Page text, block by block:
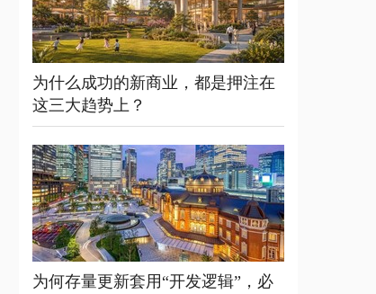
为什么成功的新商业，都是押注在
这三大趋势上？
为何存量更新套用“开发逻辑”，必